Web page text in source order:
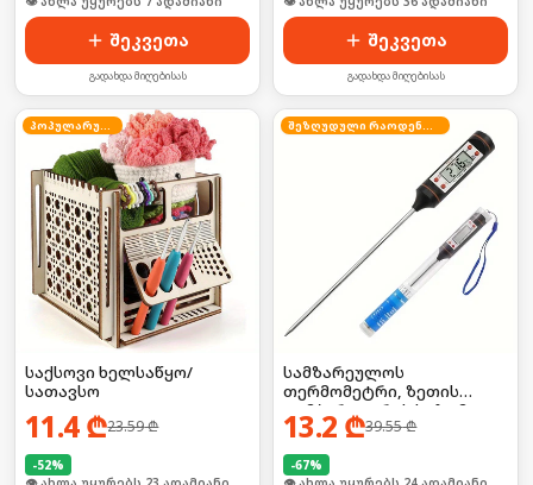
შეკვეთა
გადახდა მიღებისას
შეკვეთა
გადახდა მიღებისას
პოპულარული
საქსოვი ხელსაწყო/
სათავსო
11.4₾23.59₾
-52%
შეზღუდული რაოდენობა
სამზარეულოს
თერმომეტრი, ზეთის
ტემპერატურის საზომი
ელემენტზე
13.2 ₾39.55₾
-67%